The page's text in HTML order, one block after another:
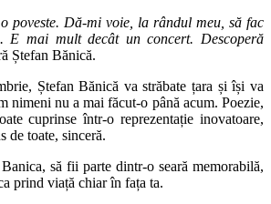
poveste. Dă-mi voie, la rândul meu, să fac
E mai mult decât un concert. Descoperă
Ștefan Bănică.
Ștefan Bănică va străbate țara și își va
nimeni nu a mai făcut-o până acum. Poezie,
cuprinse într-o reprezentație inovatoare,
de toate, sinceră.
să fii parte dintr-o seară memorabilă,
prind viață chiar în fața ta.